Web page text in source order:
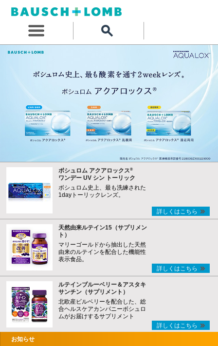
ボシュロム アクアロックス®
ワンデー UV シン トーリック
ボシュロム史上、最も洗練された
1dayトーリックレンズ。
詳しくはこちら
天然由来ルテイン15（サプリメン
ト）
マリーゴールドから抽出した天然
由来のルテインを配合した機能性
表示食品。
詳しくはこちら
ルテインブルーベリー＆アスタキ
サンチン（サプリメント）
北欧産ビルベリーを配合した、総
合ヘルスケアカンパニーボシュロ
ムがお届けするサプリメント
詳しくはこちら
お知らせ